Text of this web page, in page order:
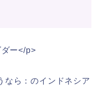
ー</p>
なら：のインドネシア